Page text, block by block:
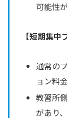
可能性
【短期集中
通常の
ョン料
教習所
があり